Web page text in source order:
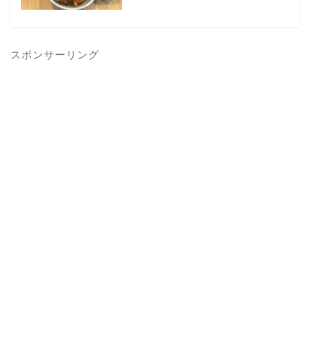
スポンサーリング